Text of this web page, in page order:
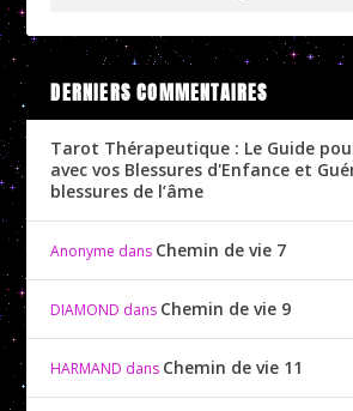
DERNIERS COMMENTAIRES
Tarot Thérapeutique : Le Guide
avec vos Blessures d'Enfance et
blessures de l’âme
Anonyme dans Chemin de vie 7
DIAMOND dans Chemin de vie 9
HARMAND dans Chemin de vie 11